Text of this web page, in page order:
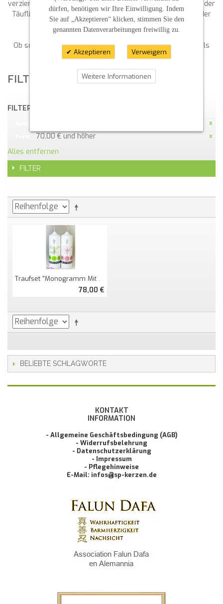
verziertes Exemplar handelt, sie trägt die Gewissheit, dass der
Täufling unter Gottes Schutz steht und „getragen wird in der
Wärme seiner Liebe“.
Ob schlicht oder kunstvoll gestaltet, Taufkerzen bleiben als
Andenken ein wertvoller Schatz.
FILTERN NACH
FILTERN NACH:
70,00 € und höher
Alles entfernen
FILTER
Traufset "Monogramm Mit Zeichen"
78,00 €
BELIEBTE SCHLAGWORTE
KONTAKT
INFORMATION
- Allgemeine Geschäftsbedingung (AGB)
- Widerrufsbelehrung
- Datenschutzerklärung
- Impressum
- Pflegehinweise
E-Mail: infos@sp-kerzen.de
dürfen, benötigen wir Ihre Einwilligung. Indem
Sie auf „Akzeptieren“ klicken, stimmen Sie den
genannten Datenverarbeitungen freiwillig zu.
Akzeptieren Verweigern
Weitere Informationen